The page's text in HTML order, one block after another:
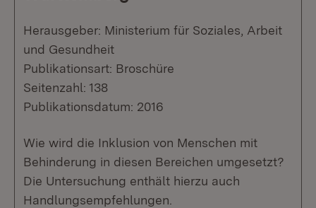
Herausgeber: Ministerium für Soziales, Arbeit
und Gesundheit
Publikationsart: Broschüre
Seitenzahl: 138
Publikationsdatum: 2016
Wie wird die Inklusion von Menschen mit
Behinderung in diesen Bereichen umgesetzt?
Die Untersuchung enthält hierzu auch
Handlungsempfehlungen.